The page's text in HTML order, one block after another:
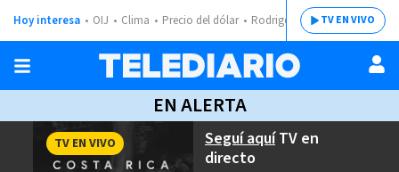
Hoy interesa OIJ Clima Precio del dólar Rodrigo ChavesTV EN VIVO
EN ALERTA
Seguí aquíTV en
directo
TV EN VIVO